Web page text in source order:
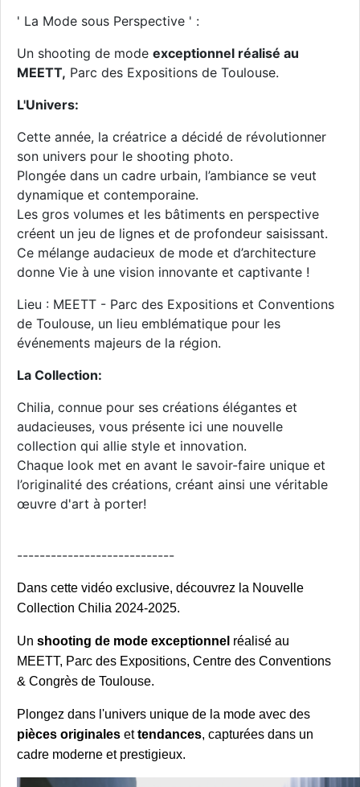
' La Mode sous Perspective ' :
Un shooting de mode exceptionnel réalisé au
MEETT, Parc des Expositions de Toulouse.
L'Univers:
Cette année, la créatrice a décidé de révolutionner
son univers pour le shooting photo.
Plongée dans un cadre urbain, l’ambiance se veut
dynamique et contemporaine.
Les gros volumes et les bâtiments en perspective
créent un jeu de lignes et de profondeur saisissant.
Ce mélange audacieux de mode et d’architecture
donne Vie à une vision innovante et captivante !
Lieu : MEETT - Parc des Expositions et Conventions
de Toulouse, un lieu emblématique pour les
événements majeurs de la région.
La Collection:
Chilia, connue pour ses créations élégantes et
audacieuses, vous présente ici une nouvelle
collection qui allie style et innovation.
Chaque look met en avant le savoir-faire unique et
l’originalité des créations, créant ainsi une véritable
œuvre d'art à porter!
----------------------------
Dans cette vidéo exclusive, découvrez la Nouvelle
Collection Chilia 2024-2025.
Un shooting de mode exceptionnel réalisé au
MEETT, Parc des Expositions, Centre des Conventions
& Congrès de Toulouse.
Plongez dans l'univers unique de la mode avec des
pièces originales ettendances, capturées dans un
cadre moderne et prestigieux.